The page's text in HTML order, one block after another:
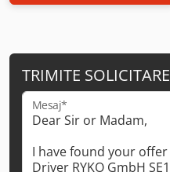
TRIMITE SOLICITARE
Mesaj*